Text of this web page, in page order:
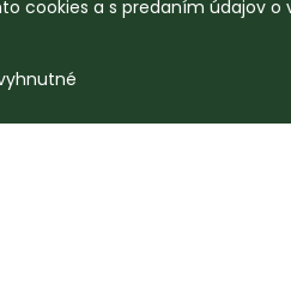
cookies a s predaním údajov